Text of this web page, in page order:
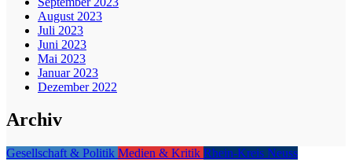
August 2023
Juli 2023
Juni 2023
Mai 2023
Januar 2023
Dezember 2022
Archiv
Gesellschaft & Politik Medien & Kritik Rhein-Kreis Neuss